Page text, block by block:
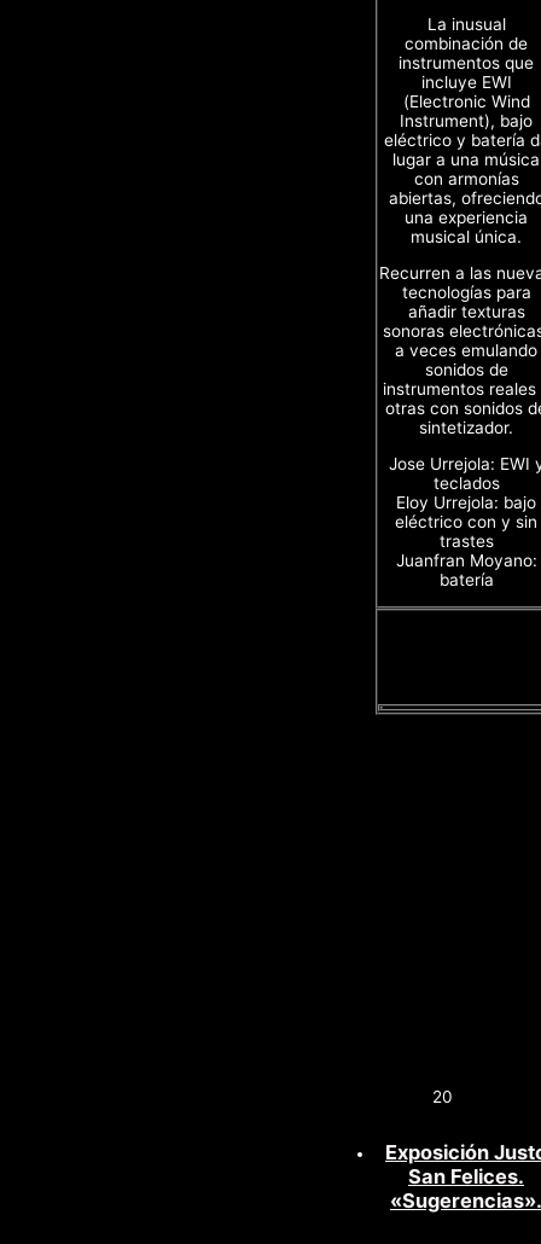
La inusual
combinación de
instrumentos que
incluye EWI
(Electronic Wind
Instrument), bajo
eléctrico y batería
lugar a una música
con armonías
abiertas,
una experiencia
musical única.
Recurren a las
tecnologías para
añadir texturas
sonoras
a veces emulando
sonidos de
instrumentos reales
otras con sonidos
sintetizador.
Jose Urrejola: EWI
teclados
Eloy Urrejola: bajo
eléctrico con y sin
trastes
Juanfran Moyano:
batería
20
Exposición
San Felices.
«Sugerencias».